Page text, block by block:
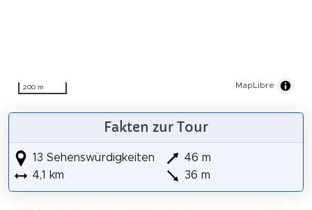
200 m MapLibre
Fakten zur Tour
13 Sehenswürdigkeiten
4,1 km
46 m
36 m